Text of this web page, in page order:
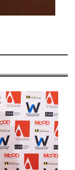
sofrası